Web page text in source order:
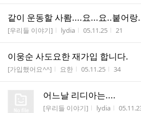
같이 운동할 사뢈....요...요..붙어랑
게시판명
[우리들 이야기] 작성자
lydia 작성시간
05.11.25 조회수
21
이웅순 사도요한 재가입 합니다.
게시판명
[가입했어요^^] 작성자
요한 작성시간
05.11.25 조회수
34
어느날 리디아는....
게시판명
[우리들 이야기] 작성자
lydia 작성시